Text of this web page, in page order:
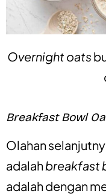
Overnight oats
Breakfast Bowl
Olahan
adalahbreakfast
adalah dengan